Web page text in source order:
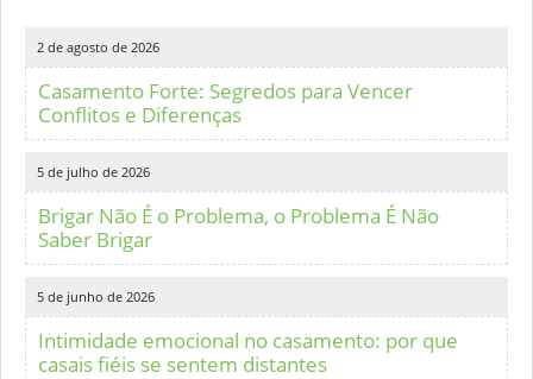
Casamento Forte: Segredos para Vencer
Conflitos e Diferenças
2 de agosto de 2026
Brigar Não É o Problema, o Problema É Não
Saber Brigar
5 de julho de 2026
Intimidade emocional no casamento: por que
casais fiéis se sentem distantes
5 de junho de 2026